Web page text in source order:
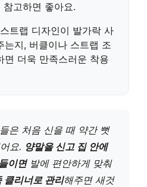
고하면 좋아요.
트랩 디자인이 발가락 사
는지, 버클이나 스트랩 조
면 더욱 만족스러운 착용
은 처음 신을 때 약간 뻣
요. 양말을 신고 집 안에
이면발에 편안하게 맞춰
클리너로 관리해주면 새것